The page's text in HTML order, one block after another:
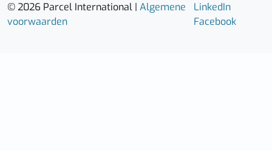
© 2026 Parcel International | Algemene
voorwaarden
LinkedIn
Facebook